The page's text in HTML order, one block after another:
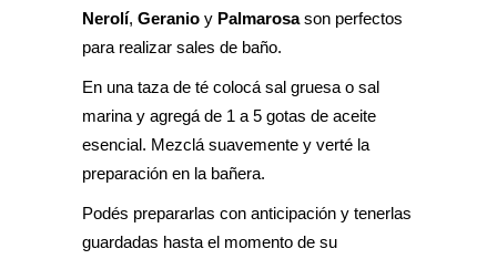
Nerolí, Geranio y Palmarosason perfectos
para realizar sales de baño.
En una taza de té colocá sal gruesa o sal
marina y agregá de 1 a 5 gotas de aceite
esencial. Mezclá suavemente y verté la
preparación en la bañera.
Podés prepararlas con anticipación y tenerlas
guardadas hasta el momento de su